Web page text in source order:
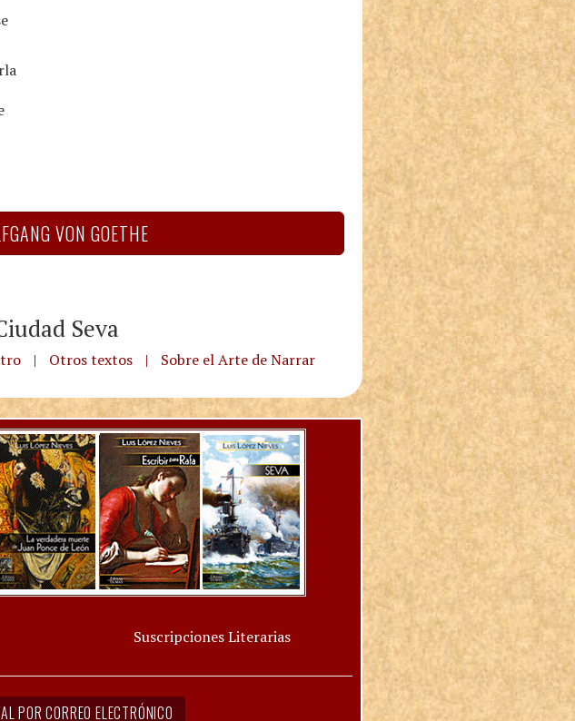
VON GOETHE
Seva
| Otros textos | Sobre el Arte de Narrar
Suscripciones Literarias
POR CORREO ELECTRÓNICO